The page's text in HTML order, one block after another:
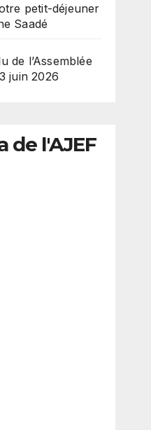
petit-déjeuner
Saadé
de l’Assemblée
juin 2026
de l'AJEF